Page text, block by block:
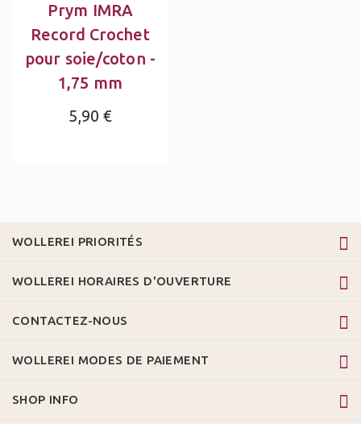
Prym IMRA
Record Crochet
pour soie/coton -
1,75 mm
5,90 €
WOLLEREI PRIORITÉS
WOLLEREI HORAIRES D'OUVERTURE
CONTACTEZ-NOUS
WOLLEREI MODES DE PAIEMENT
SHOP INFO